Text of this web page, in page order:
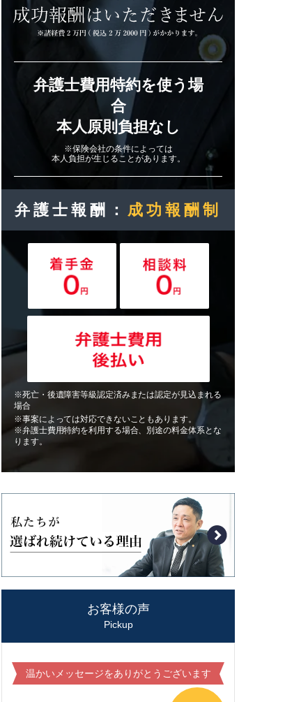
弁護士費用特約を使う場
合
本人原則負担なし
※保険会社の条件によっては
本人負担が生じることがあります。
弁護士報酬： 成功報酬制
※死亡・後遺障害等級認定済みまたは認定が見込まれる
場合
※事案によっては対応できないこともあります。
※弁護士費用特約を利用する場合、別途の料金体系とな
ります。
お客様の声
Pickup
温かいメッセージをありがとうございます